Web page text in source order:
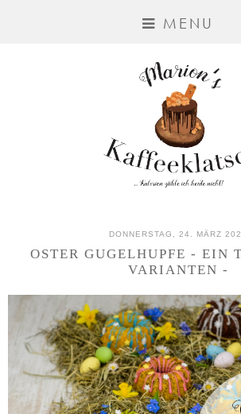
MENU
DONNERSTAG, 24. MÄRZ
OSTER GUGELHUPFE - EIN
VARIANTEN -